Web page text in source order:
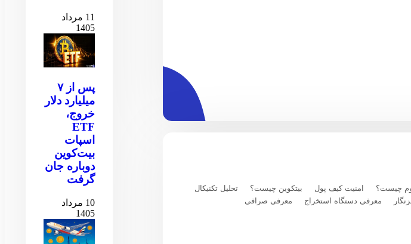
چیست؟ امنیت کیف پول بیتکوین چیست؟
تحلیل تکنیکال
معرفی دستگاه استخراج
معرفی صرافی
11 مرداد
1405
پس از ۷
میلیارد دلار
خروج،
ETF
اسپات
بیت‌کوین
دوباره جان
گرفت
10 مرداد
1405